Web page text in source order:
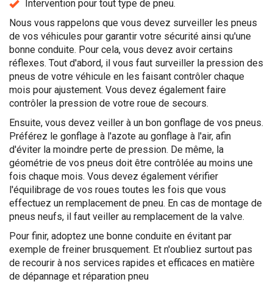
Intervention pour tout type de pneu.
Nous vous rappelons que vous devez surveiller les pneus
de vos véhicules pour garantir votre sécurité ainsi qu'une
bonne conduite. Pour cela, vous devez avoir certains
réflexes. Tout d'abord, il vous faut surveiller la pression des
pneus de votre véhicule en les faisant contrôler chaque
mois pour ajustement. Vous devez également faire
contrôler la pression de votre roue de secours.
Ensuite, vous devez veiller à un bon gonflage de vos pneus.
Préférez le gonflage à l'azote au gonflage à l'air, afin
d'éviter la moindre perte de pression. De même, la
géométrie de vos pneus doit être contrôlée au moins une
fois chaque mois. Vous devez également vérifier
l'équilibrage de vos roues toutes les fois que vous
effectuez un remplacement de pneu. En cas de montage de
pneus neufs, il faut veiller au remplacement de la valve.
Pour finir, adoptez une bonne conduite en évitant par
exemple de freiner brusquement. Et n'oubliez surtout pas
de recourir à nos services rapides et efficaces en matière
de dépannage et réparation pneu